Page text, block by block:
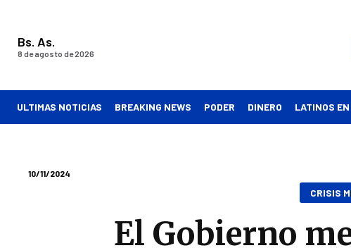
Bs. As.
8 de agosto de 2026
ULTIMAS NOTICIAS BREAKING NEWS PODER DINERO LATINOS
10/11/2024
CRISIS
El Gobierno